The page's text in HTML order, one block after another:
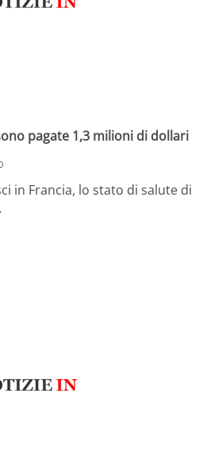
pagate 1,3 milioni di dollari
in Francia, lo stato di salute di